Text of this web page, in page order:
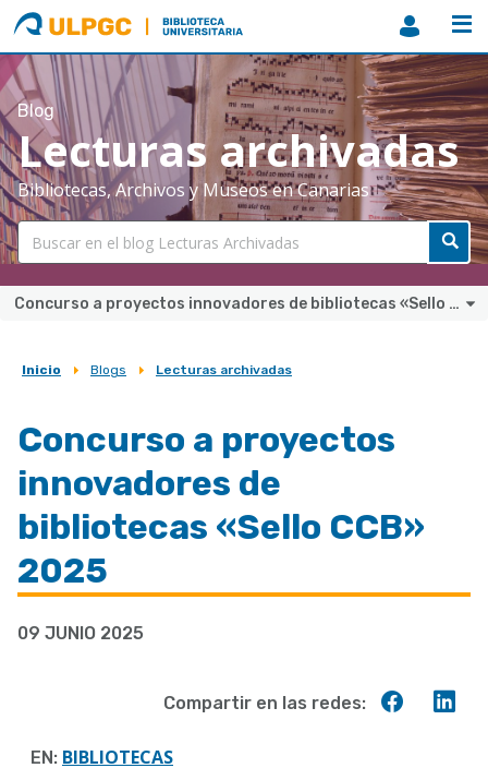
ULPGC
Biblioteca
ULPGC
Blog
Lecturas archivadas
Bibliotecas, Archivos y Museos en Canarias
Concurso a proyectos innovadores de bibliotecas «Sello CCB» 2025
Sobrescribir
de
ayuda
a
la
navegación
Inicio Blogs Lecturas archivadas
Concurso a proyectos
innovadores de
bibliotecas «Sello CCB»
2025
09 JUNIO 2025
Compartir en las redes:
EN: BIBLIOTECAS